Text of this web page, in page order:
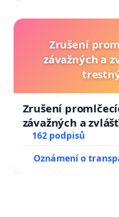
Zrušení
závažných a
Zrušení
závažných a
trestných činů
162 podpisů
Oznámení o